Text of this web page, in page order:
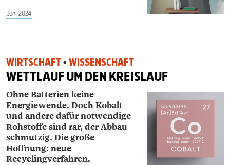
Juni 2024
WIRTSCHAFT• WISSENSCHAFT
WETTLAUF UM DEN KREISLAUF
Ohne Batterien keine
Energiewende. Doch Kobalt
und andere dafür notwendige
Rohstoffe sind rar, der Abbau
schmutzig. Die große
Hoffnung: neue
Recyclingverfahren.